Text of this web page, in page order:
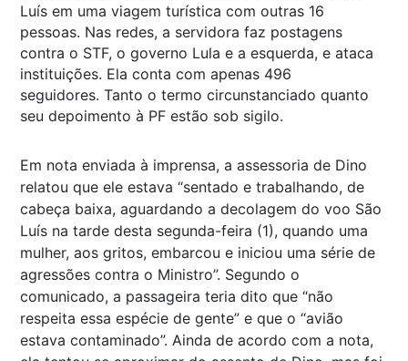
Luís em uma viagem turística com outras 16
pessoas. Nas redes, a servidora faz postagens
contra o STF, o governo Lula e a esquerda, e ataca
instituições. Ela conta com apenas 496
seguidores. Tanto o termo circunstanciado quanto
seu depoimento à PF estão sob sigilo.
Em nota enviada à imprensa, a assessoria de Dino
relatou que ele estava “sentado e trabalhando, de
cabeça baixa, aguardando a decolagem do voo São
Luís na tarde desta segunda-feira (1), quando uma
mulher, aos gritos, embarcou e iniciou uma série de
agressões contra o Ministro”. Segundo o
comunicado, a passageira teria dito que “não
respeita essa espécie de gente” e que o “avião
estava contaminado”. Ainda de acordo com a nota,